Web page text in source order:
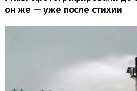
он же — уже после стихии